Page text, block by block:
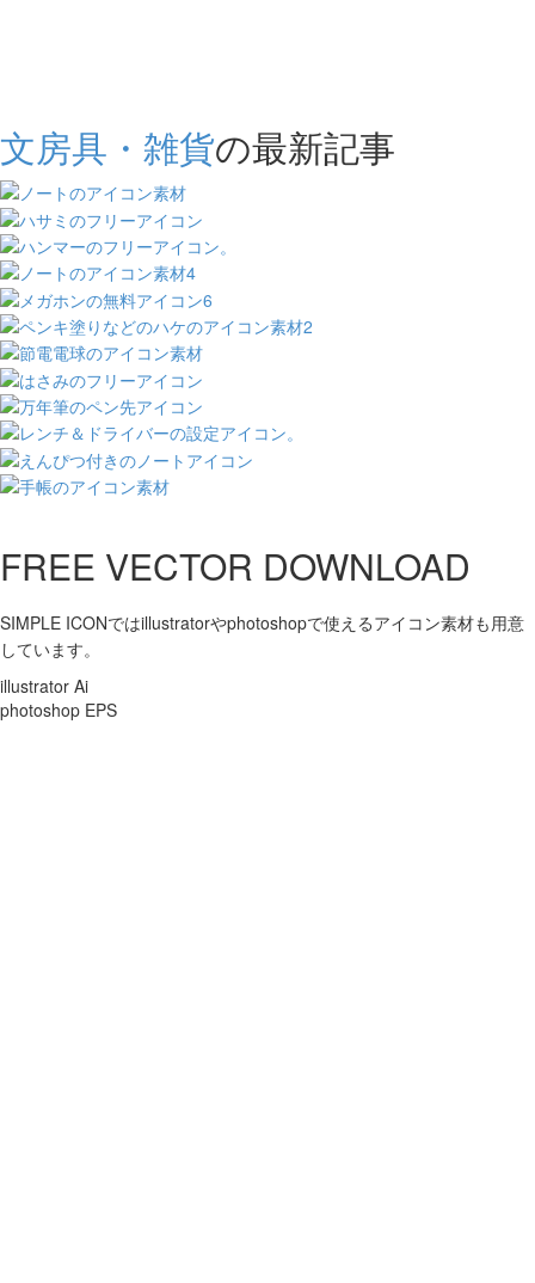
文房具・雑貨の最新記事
FREE VECTOR DOWNLOAD
SIMPLE ICONではillustratorやphotoshopで使えるアイコン素材も用意
しています。
illustrator Ai
photoshop EPS